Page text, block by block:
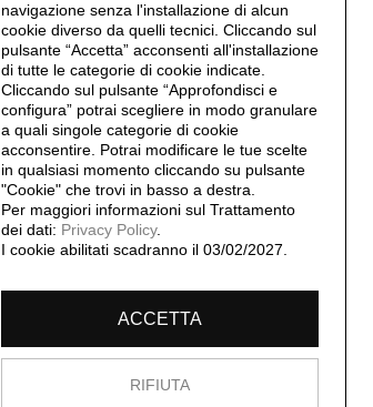
navigazione senza l'installazione di alcun
cookie diverso da quelli tecnici. Cliccando sul
pulsante “Accetta” acconsenti all'installazione
di tutte le categorie di cookie indicate.
Cliccando sul pulsante “Approfondisci e
configura” potrai scegliere in modo granulare
a quali singole categorie di cookie
acconsentire. Potrai modificare le tue scelte
in qualsiasi momento cliccando su pulsante
"Cookie" che trovi in basso a destra.
Per maggiori informazioni sul Trattamento
dei dati: Privacy Policy.
I cookie abilitati scadranno il 03/02/2027.
ACCETTA
RIFIUTA